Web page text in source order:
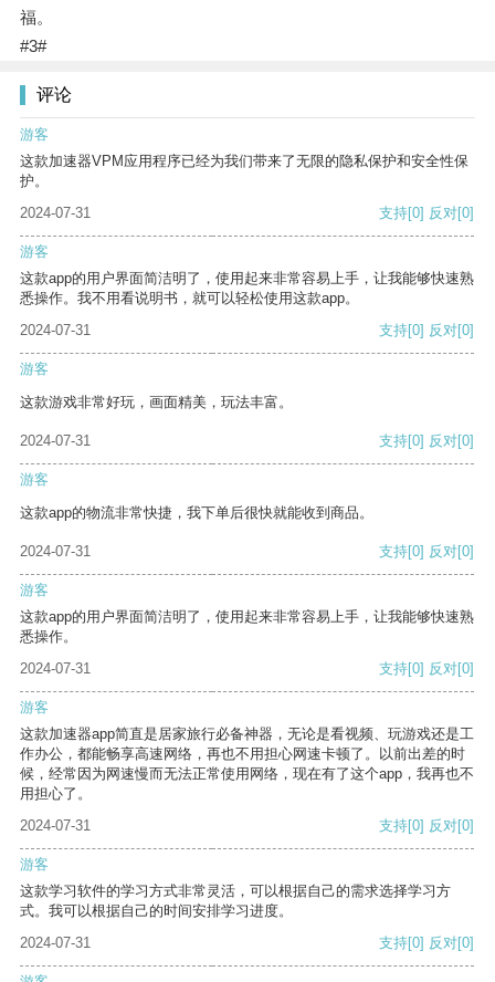
福。
#3#
评论
游客
这款加速器VPM应用程序已经为我们带来了无限的隐私保护和安全性保
护。
2024-07-31
支持[0] 反对[0]
游客
这款app的用户界面简洁明了，使用起来非常容易上手，让我能够快速熟
悉操作。我不用看说明书，就可以轻松使用这款app。
2024-07-31
支持[0] 反对[0]
游客
这款游戏非常好玩，画面精美，玩法丰富。
2024-07-31 支持[0] 反对[0]
游客
这款app的物流非常快捷，我下单后很快就能收到商品。
2024-07-31 支持[0] 反对[0]
游客
这款app的用户界面简洁明了，使用起来非常容易上手，让我能够快速熟
悉操作。
2024-07-31
支持[0] 反对[0]
游客
这款加速器app简直是居家旅行必备神器，无论是看视频、玩游戏还是工
作办公，都能畅享高速网络，再也不用担心网速卡顿了。以前出差的时
候，经常因为网速慢而无法正常使用网络，现在有了这个app，我再也不
用担心了。
2024-07-31
支持[0] 反对[0]
游客
这款学习软件的学习方式非常灵活，可以根据自己的需求选择学习方
式。我可以根据自己的时间安排学习进度。
2024-07-31
支持[0] 反对[0]